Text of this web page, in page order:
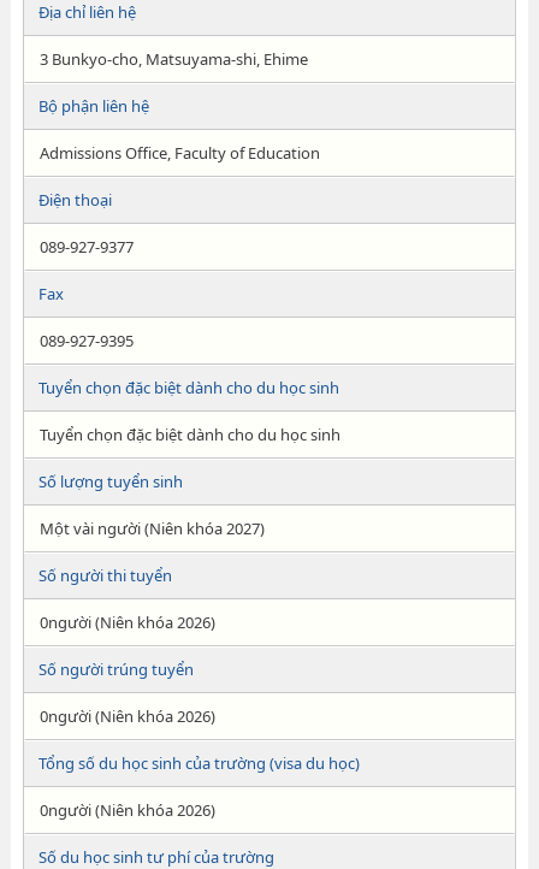
Địa chỉ liên hệ
3 Bunkyo-cho, Matsuyama-shi, Ehime
Bộ phận liên hệ
Admissions Office, Faculty of Education
Điện thoại
089-927-9377
Fax
089-927-9395
Tuyển chọn đặc biệt dành cho du học sinh
Tuyển chọn đặc biệt dành cho du học sinh
Số lượng tuyển sinh
Một vài người (Niên khóa 2027)
Số người thi tuyển
0người (Niên khóa 2026)
Số người trúng tuyển
0người (Niên khóa 2026)
Tổng số du học sinh của trường (visa du học)
0người (Niên khóa 2026)
Số du học sinh tư phí của trường